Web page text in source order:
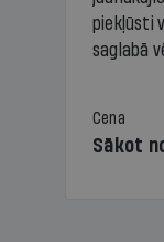
piekļūsti
saglabā
Cena
Sākot